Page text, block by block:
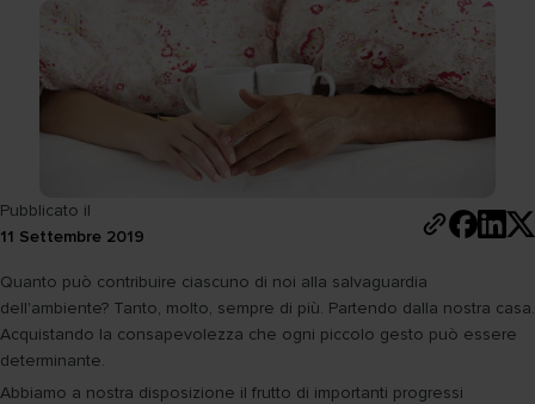
Pubblicato il
11 Settembre 2019
Quanto può contribuire ciascuno di noi alla salvaguardia
dell'ambiente? Tanto, molto, sempre di più. Partendo dalla nostra casa.
Acquistando la consapevolezza che ogni piccolo gesto può essere
determinante.
Abbiamo a nostra disposizione il frutto di importanti progressi